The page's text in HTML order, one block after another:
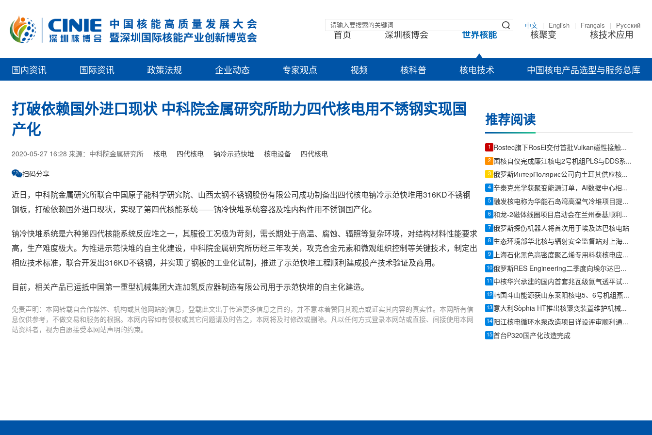
中文 English Français Русский
首页 深圳核博会 世界核能 核聚变 核技术应用
国内资讯 国际资讯 政策法规 企业动态 专家观点 视频 核科普 核电技术 中国核电产品选型与服务总库
打破依赖国外进口现状 中科院金属研究所助力四代核电用不锈钢实现国
产化
2020-05-27 16:28 来源：中科院金属研究所 核电 四代核电 钠冷示范快堆 核电设备 四代核电
扫码分享
近日，中科院金属研究所联合中国原子能科学研究院、山西太钢不锈钢股份有限公司成功制备出四代核电钠冷示范快堆用316KD不锈钢
钢板，打破依赖国外进口现状，实现了第四代核能系统――钠冷快堆系统容器及堆内构件用不锈钢国产化。
钠冷快堆系统是六种第四代核能系统反应堆之一，其服役工况极为苛刻，需长期处于高温、腐蚀、辐照等复杂环境，对结构材料性能要求
高，生产难度极大。为推进示范快堆的自主化建设，中科院金属研究所历经三年攻关，攻克合金元素和微观组织控制等关键技术，制定出
相应技术标准，联合开发出316KD不锈钢，并实现了钢板的工业化试制，推进了示范快堆工程顺利建成投产技术验证及商用。
目前，相关产品已运抵中国第一重型机械集团大连加氢反应器制造有限公司用于示范快堆的自主化建造。
免责声明：本网转载自合作媒体、机构或其他网站的信息，登载此文出于传递更多信息之目的，并不意味着赞同其观点或证实其内容的真实性。本网所有信
息仅供参考，不做交易和服务的根据。本网内容如有侵权或其它问题请及时告之，本网将及时修改或删除。凡以任何方式登录本网站或直接、间接使用本网
站资料者，视为自愿接受本网站声明的约束。
推荐阅读
1 Rostec旗下RosEl交付首批Vulkan磁性接触传感器
2 国核自仪完成廉江核电2号机组PLS与DDS系统首批机柜发运
3 俄罗斯ИнтерПолярис公司向土耳其供应核电站球形阀
4 辛泰克光学获聚变能源订单，AI数据中心相关订单总额超400万美元
5 融发核电称为华能石岛湾高温气冷堆项目提供常规岛锻件
6 和龙-2磁体线圈项目启动会在兰州泰基顺利召开
7 俄罗斯探伤机器人将首次用于埃及达巴核电站
8 生态环境部华北核与辐射安全监督站对上海电气凯士比核电泵阀开展主泵轴设计制造现场监督
9 上海石化黑色高密度聚乙烯专用料获核电应用资质
10 俄罗斯RES Engineering二季度向埃尔达巴核电站交付71台泵机组
11 中核华兴承建的国内首套兆瓦级氦气透平试验装置热试成功
12 韩国斗山能源获山东莱阳核电5、6号机组蒸汽发生器锻件订单
13 意大利Sòphia HT推出核聚变装置维护机械臂ROMAN
14 阳江核电循环水泵改造项目详设评审顺利通过评审
15 首台P320国产化改造完成